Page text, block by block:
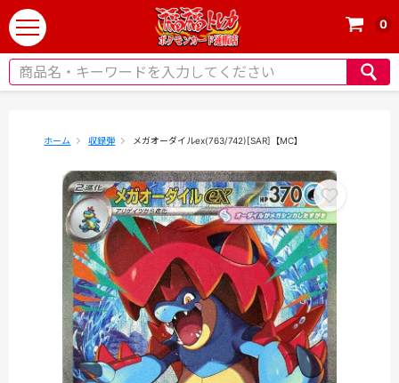
t
o
g
0
ホーム 収録弾 メガオーダイルex(763/742)[SAR]【MC】